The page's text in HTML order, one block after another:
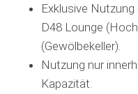
Exklusive
D48 Lounge
(Gewölbekeller).
Nutzung nur
Kapazität.